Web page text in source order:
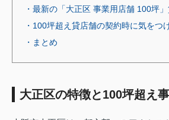
・最新の「大正区 事業用店舗 100坪
・100坪超え貸店舗の契約時に気をつ
・まとめ
大正区の特徴と100坪超え